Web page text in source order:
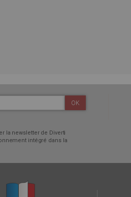
OK
la newsletter de Diverti
intégré dans la